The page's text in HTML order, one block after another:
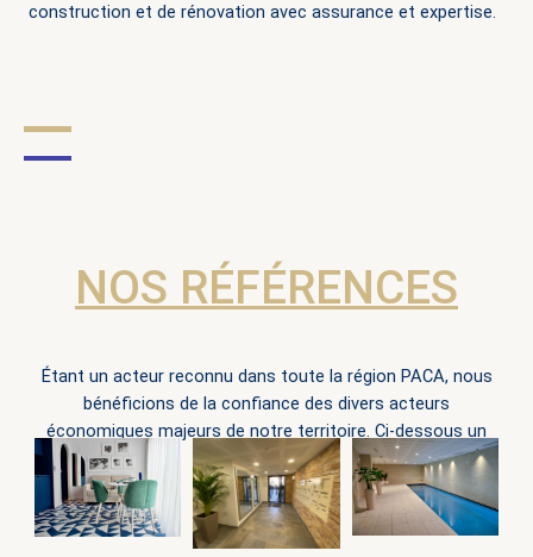
construction et de rénovation avec assurance et expertise.
NOS RÉFÉRENCES
Étant un acteur reconnu dans toute la région PACA, nous
bénéficions de la confiance des divers acteurs
économiques majeurs de notre territoire. Ci-dessous un
aperçu.